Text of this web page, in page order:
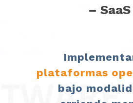
– SaaS
plataformas
bajo